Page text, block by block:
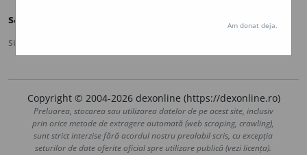
sacou
sursa:
Copyright © 2004-2026 dexonline (https://dexonline.ro)
Preluarea, stocarea sau utilizarea datelor de pe acest site, inclusiv
prin orice metode de extragere automată (web scraping, crawling),
sunt strict interzise fără acordul nostru prealabil scris, cu excepția
seturilor de date oferite oficial spre utilizare publică (vezi licența).
Am donat deja.